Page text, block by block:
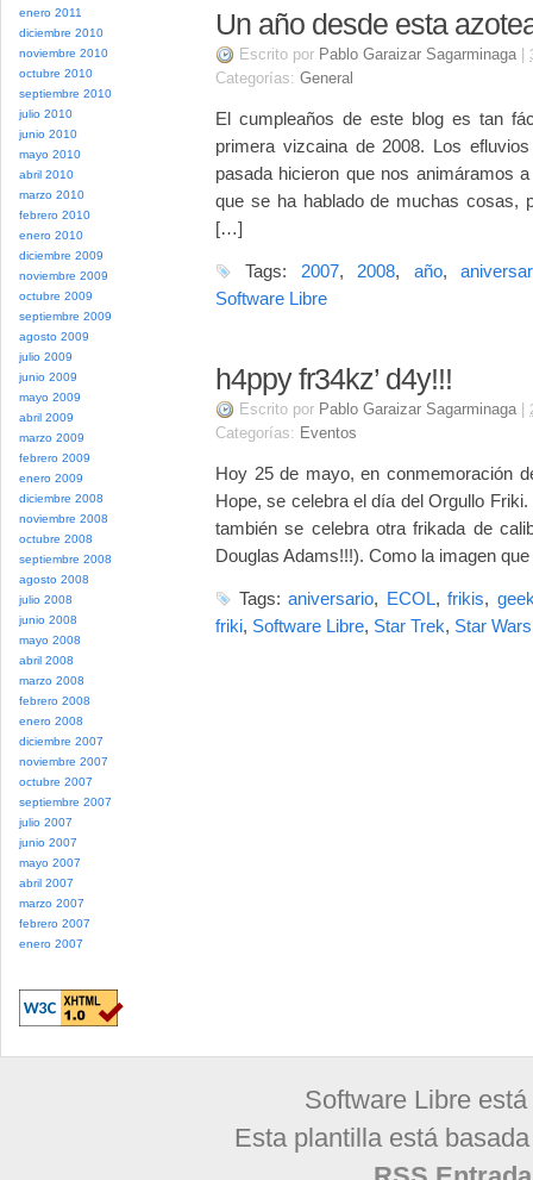
enero 2011
diciembre 2010
noviembre 2010
octubre 2010
septiembre 2010
julio 2010
junio 2010
mayo 2010
abril 2010
marzo 2010
febrero 2010
enero 2010
diciembre 2009
noviembre 2009
octubre 2009
septiembre 2009
agosto 2009
julio 2009
junio 2009
mayo 2009
abril 2009
marzo 2009
febrero 2009
enero 2009
diciembre 2008
noviembre 2008
octubre 2008
septiembre 2008
agosto 2008
julio 2008
junio 2008
mayo 2008
abril 2008
marzo 2008
febrero 2008
enero 2008
diciembre 2007
noviembre 2007
octubre 2007
septiembre 2007
julio 2007
junio 2007
mayo 2007
abril 2007
marzo 2007
febrero 2007
enero 2007
Un año desde esta
Escrito por Pablo Garaizar Sagarminaga
Categorías: General
El cumpleaños de este blog es tan
primera vizcaina de 2008. Los
pasada hicieron que nos animáramos
que se ha hablado de muchas cosas,
[…]
Tags: 2007, 2008, año,
Software Libre
h4ppy fr34kz’ d4y!!!
Escrito por Pablo Garaizar Sagarminaga
Categorías: Eventos
Hoy 25 de mayo, en conmemoración
Hope, se celebra el día del Orgullo
también se celebra otra frikada de
Douglas Adams!!!). Como la imagen
Tags:aniversario, ECOL,frikis,
friki, Software Libre, Star Trek, Star Wars
Software Libre
Esta plantilla está